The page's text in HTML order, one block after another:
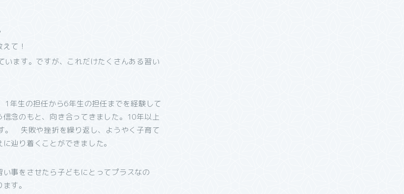
て！
ます。ですが、これだけたくさんある習い
年生の担任から6年生の担任までを経験して
信念のもと、向き合ってきました。10年以上
。 失敗や挫折を繰り返し、ようやく子育て
辿り着くことができました。
事をさせたら子どもにとってプラスなの
す。